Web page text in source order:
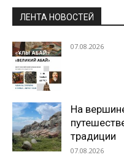
ЛЕНТА НОВОСТЕЙ
07.08.2026
На
традиции
07.08.2026